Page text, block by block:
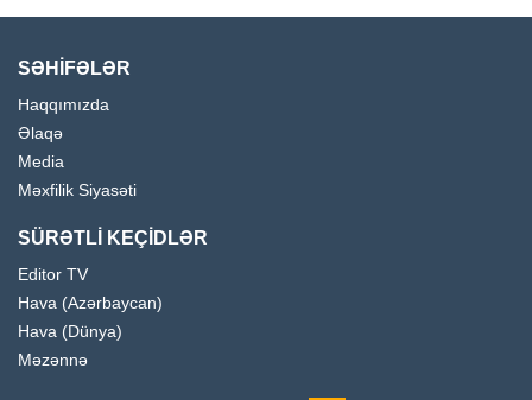
SƏHİFƏLƏR
Haqqımızda
Əlaqə
Media
Məxfilik Siyasəti
SÜRƏTLİ KEÇİDLƏR
Editor TV
Hava (Azərbaycan)
Hava (Dünya)
Məzənnə